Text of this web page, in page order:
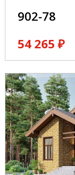
902-78
54 265 ₽